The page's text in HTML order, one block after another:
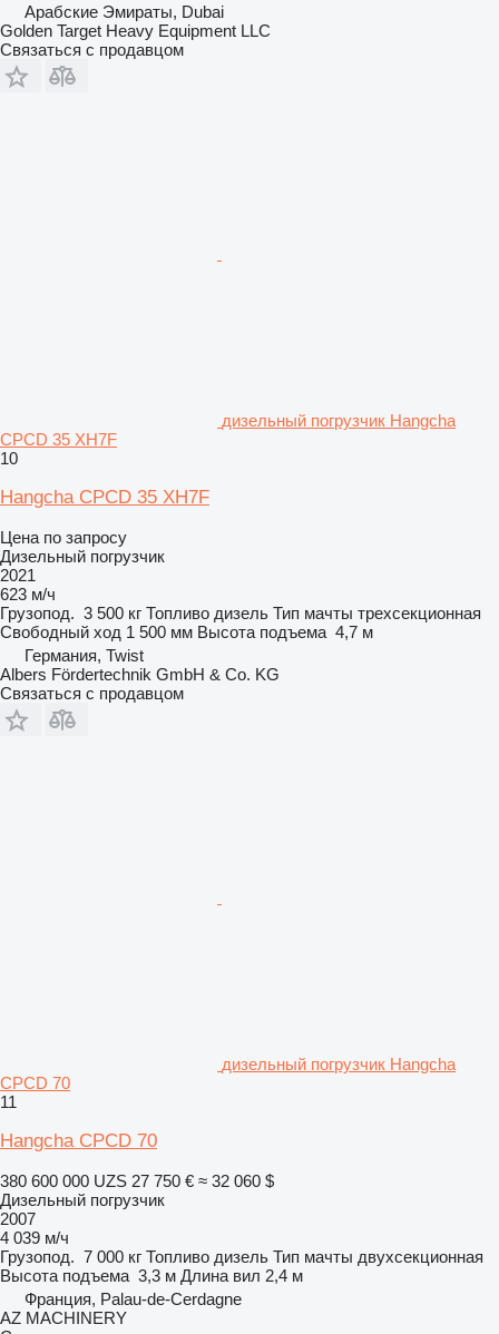
Арабские Эмираты, Dubai
Golden Target Heavy Equipment LLC
Связаться с продавцом
дизельный погрузчик Hangcha
CPCD 35 XH7F
10
Hangcha CPCD 35 XH7F
Цена по запросу
Дизельный погрузчик
2021
623 м/ч
Грузопод. 3 500 кг Топливо дизель Тип мачты трехсекционная
Свободный ход 1 500 мм Высота подъема 4,7 м
Германия, Twist
Albers Fördertechnik GmbH & Co. KG
Связаться с продавцом
дизельный погрузчик Hangcha
CPCD 70
11
Hangcha CPCD 70
380 600 000 UZS 27 750 € ≈ 32 060 $
Дизельный погрузчик
2007
4 039 м/ч
Грузопод. 7 000 кг Топливо дизель Тип мачты двухсекционная
Высота подъема 3,3 м Длина вил 2,4 м
Франция, Palau-de-Cerdagne
AZ MACHINERY